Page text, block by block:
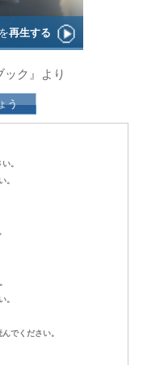
再生する
ック』より
う
。
。
。
でください。